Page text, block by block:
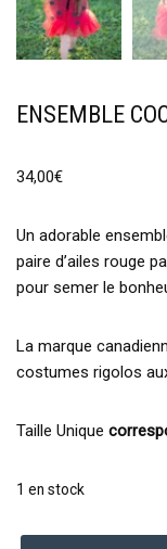
ENSEMBLE
34,00€
Un adorable
paire d’ailes rouge
pour semer le
La marque
costumes rigolos
Taille Unique
1 en stock